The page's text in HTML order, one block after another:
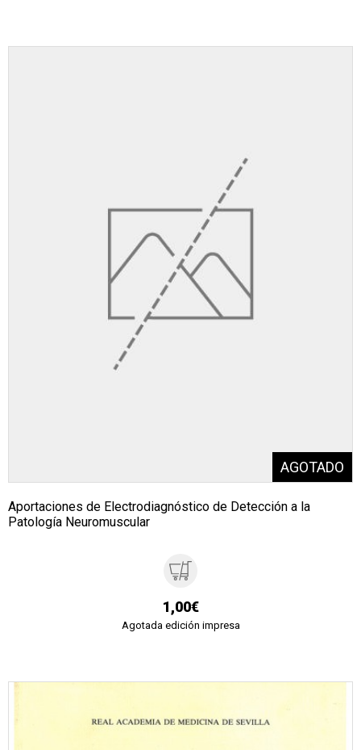
Aportaciones de Electrodiagnóstico de Detección a la
Patología Neuromuscular
1,00€
Agotada edición impresa